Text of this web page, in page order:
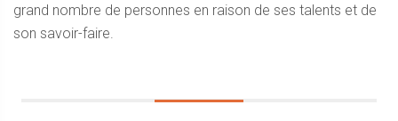
grand nombre de personnes en raison de ses talents et de
son savoir-faire.